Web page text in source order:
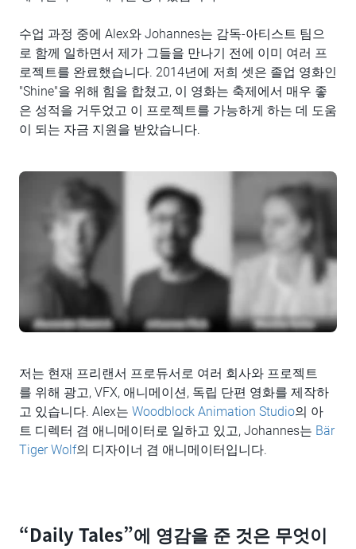
수업 과정 중에 Alex와 Johannes는 감독-아티스트 팀으
로 함께 일하면서 제가 그들을 만나기 전에 이미 여러 프
로젝트를 완료했습니다. 2014년에 저희 셋은 졸업 영화인
"Shine"을 위해 힘을 합쳤고, 이 영화는 축제에서 매우 좋
은 성적을 거두었고 이 프로젝트를 가능하게 하는 데 도움
이 되는 자금 지원을 받았습니다.
저는 현재 프리랜서 프로듀서로 여러 회사와 프로젝트
를 위해 광고, VFX, 애니메이션, 독립 단편 영화를 제작하
고 있습니다. Alex는 Woodblock Animation Studio의 아
트 디렉터 겸 애니메이터로 일하고 있고, Johannes는 Bär
Tiger Wolf의 디자이너 겸 애니메이터입니다.
“Daily Tales”에 영감을 준 것은 무엇이